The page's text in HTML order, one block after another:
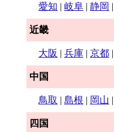
愛知 | 岐阜 | 静岡 |
近畿
大阪 | 兵庫 | 京都 |
中国
鳥取 | 島根 | 岡山 |
四国